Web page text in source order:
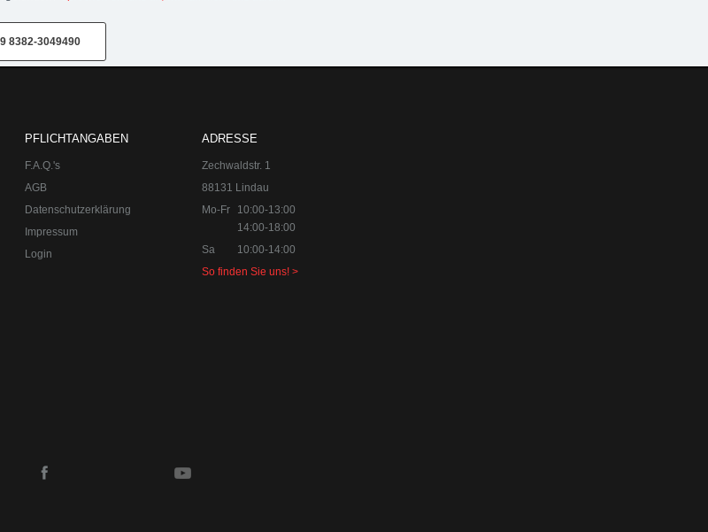
8382-3049490
Kraftstoffoptimierungen, Felgen, Fahrwerke, Abgasanlagen, Bremsanlagen Motorsport und Individualisierungen.
PFLICHTANGABEN
F.A.Q.'s
AGB
Datenschutzerklärung
Impressum
Login
ADRESSE
Zechwaldstr. 1
88131 Lindau
Mo-Fr
10:00-13:00
14:00-18:00
Sa
10:00-14:00
So finden Sie uns! >